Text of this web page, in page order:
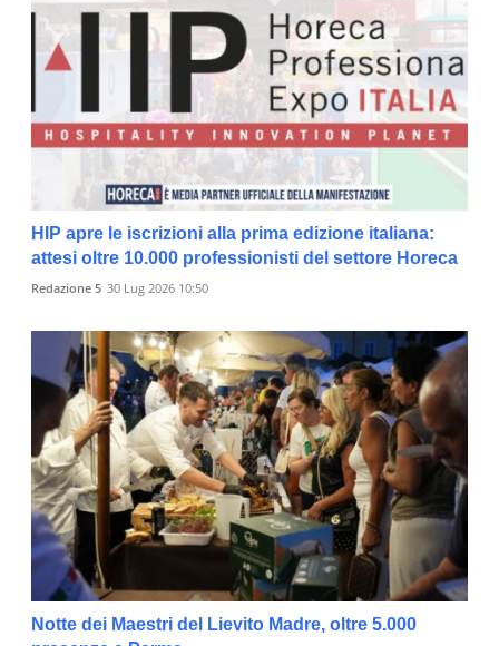
HIP apre le iscrizioni alla prima edizione italiana:
attesi oltre 10.000 professionisti del settore Horeca
Redazione 5 30 Lug 2026 10:50
Notte dei Maestri del Lievito Madre, oltre 5.000